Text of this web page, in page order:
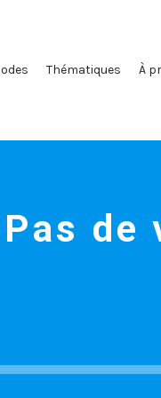
Thématiques À
de